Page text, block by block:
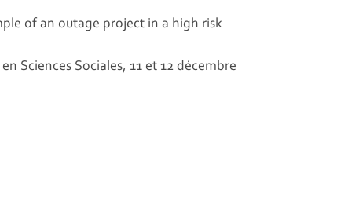
of an outage project in a high risk
Sciences Sociales, 11 et 12 décembre